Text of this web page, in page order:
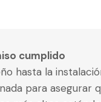
cumplido
hasta la
para asegurar